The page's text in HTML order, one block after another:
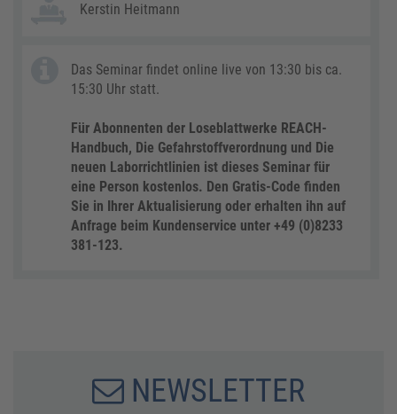
Kerstin Heitmann
Das Seminar findet online live von 13:30 bis ca.
15:30 Uhr statt.
Für Abonnenten der Loseblattwerke REACH-
Handbuch, Die Gefahrstoffverordnung und Die
neuen Laborrichtlinien ist dieses Seminar für
eine Person kostenlos. Den Gratis-Code finden
Sie in Ihrer Aktualisierung oder erhalten ihn auf
Anfrage beim Kundenservice unter +49 (0)8233
381-123.
NEWSLETTER